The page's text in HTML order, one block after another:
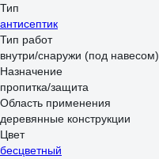
Тип
антисептик
Тип работ
внутри/снаружи (под навесом)
Назначение
пропитка/защита
Область применения
деревянные конструкции
Цвет
бесцветный